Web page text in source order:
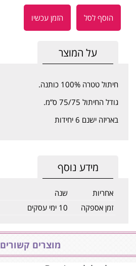
הוסף לסל הזמן עכשיו
על המוצר
חיתול טטרה 100% כותנה.
גודל החיתול 75/75 ס”מ.
באריזה ישנם 6 יחידות
מידע נוסף
אחריות
שנה
זמן אספקה
10 ימי עסקים
מוצרים קשורים